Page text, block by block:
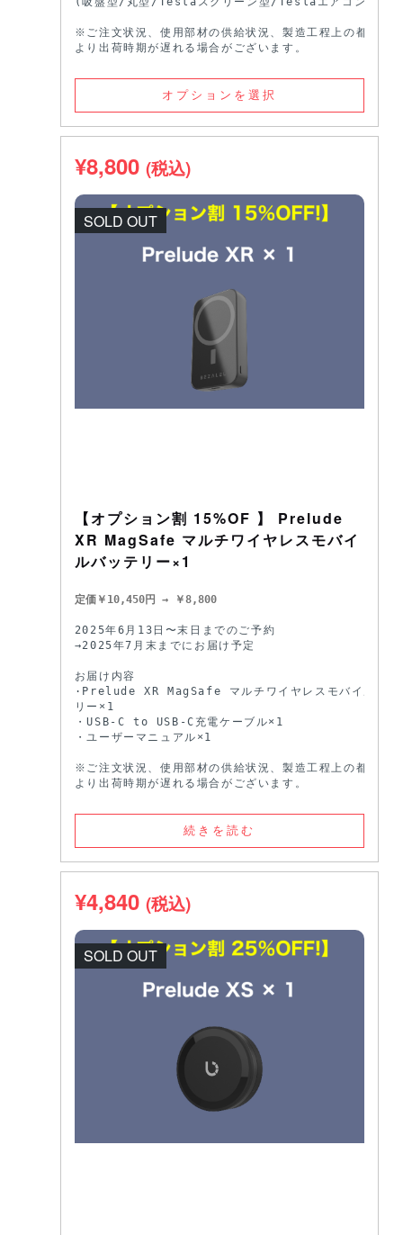
※ご注文状況、使用部材の供給状況、製造工程上の都合等
より出荷時期が遅れる場合がございます。
オプションを選択
¥8,800 (税込)
SOLD OUT
【オプション割 15%OF 】 Prelude
XR MagSafe マルチワイヤレスモバイ
ルバッテリー×1
定価￥10,450円 → ￥8,800
2025年6月13日〜末日までのご予約
→2025年7月末までにお届け予定
お届け内容
·Prelude XR MagSafe マルチワイヤレスモバイルバッ
リー×1
・USB-C to USB-C充電ケーブル×1
・ユーザーマニュアル×1
※ご注文状況、使用部材の供給状況、製造工程上の都合等
より出荷時期が遅れる場合がございます。
続きを読む
¥4,840 (税込)
SOLD OUT